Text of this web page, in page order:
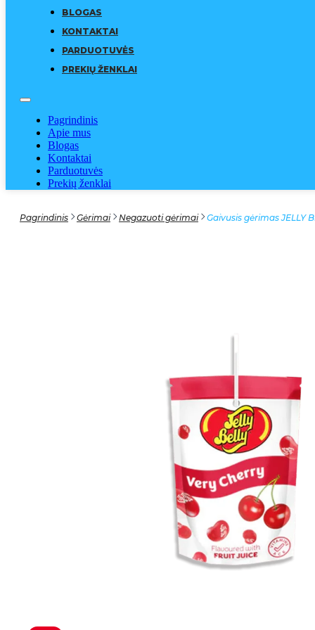
BLOGAS
KONTAKTAI
PARDUOTUVĖS
PREKIŲ ŽENKLAI
Pagrindinis
Apie mus
Blogas
Kontaktai
Parduotuvės
Prekių ženklai
Pagrindinis Gėrimai Negazuoti gėrimai Gaivusis gėrimas JELLY